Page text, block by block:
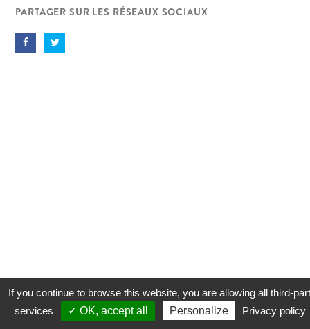
PARTAGER SUR LES RÉSEAUX SOCIAUX
COOKIES MENTIONS LÉGALES PLAN DU SITE
If you continue to browse this website, you are allowing all third-
services
✓ OK, accept all Personalize Privacy policy